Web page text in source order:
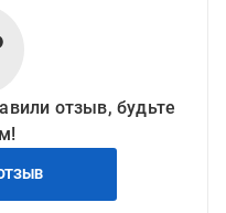
отзыв, будьте